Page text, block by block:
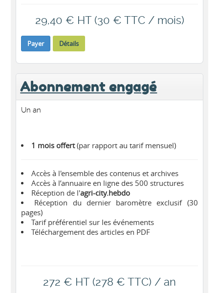
29,40 € HT (30 € TTC / mois)
Payer Détails
Abonnement engagé
Un an
1 mois offert(par rapport au tarif mensuel)
Accès à l'ensemble des contenus et archives
Accès à l’annuaire en ligne des 500 structures
Réception de l'agri-city.hebdo
Réception du dernier baromètre exclusif (30
pages)
Tarif préférentiel sur les événements
Téléchargement des articles en PDF
272 € HT (278 € TTC) / an